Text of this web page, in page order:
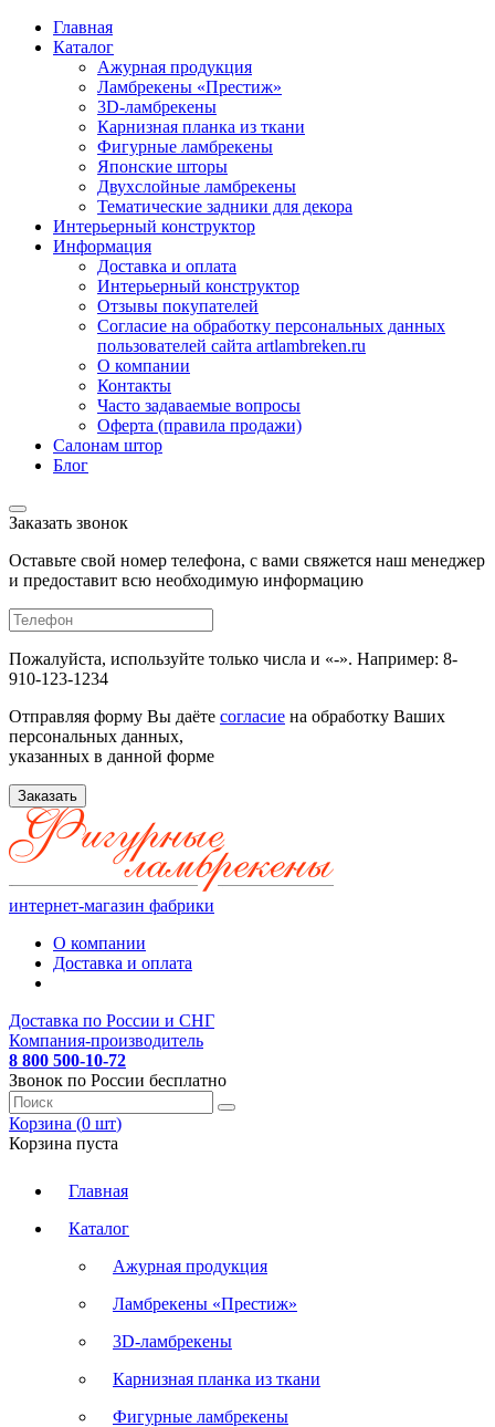
Главная
Каталог
Ажурная продукция
Ламбрекены «Престиж»
3D-ламбрекены
Карнизная планка из ткани
Фигурные ламбрекены
Японские шторы
Двухслойные ламбрекены
Тематические задники для декора
Интерьерный конструктор
Информация
Доставка и оплата
Интерьерный конструктор
Отзывы покупателей
Согласие на обработку персональных данных
пользователей сайта artlambreken.ru
О компании
Контакты
Часто задаваемые вопросы
Оферта (правила продажи)
Салонам штор
Блог
Заказать звонок
Оставьте свой номер телефона, с вами свяжется наш менеджер
и предоставит всю необходимую информацию
Пожалуйста, используйте только числа и «-». Например: 8-
910-123-1234
Отправляя форму Вы даёте согласие на обработку Ваших
персональных данных,
указанных в данной форме
Заказать
интернет-магазин фабрики
О компании
Доставка и оплата
Доставка по России и СНГ
Компания-производитель
8 800 500-10-72
Звонок по России бесплатно
Корзина (0 шт)
Корзина пуста
Главная
Каталог
Ажурная продукция
Ламбрекены «Престиж»
3D-ламбрекены
Карнизная планка из ткани
Фигурные ламбрекены